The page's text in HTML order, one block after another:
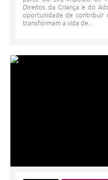
Direitos da Criança e do
oportunidade de contribuir
transformam a vida de...